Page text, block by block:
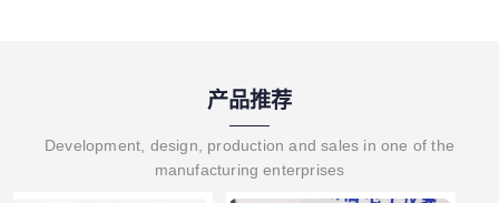
产品推荐
Development, design, production and sales in one of the
manufacturing enterprises